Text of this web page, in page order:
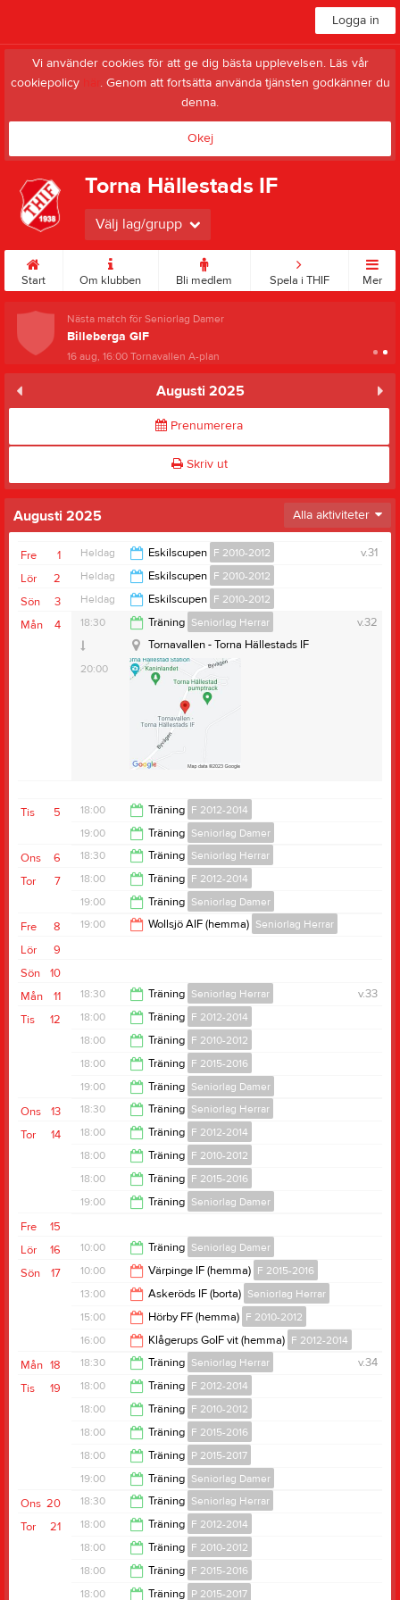
Logga in
Vi använder cookies för att ge dig bästa upplevelsen. Läs vår
cookiepolicy
. Genom att fortsätta använda tjänsten godkänner du
denna.
Okej
Torna Hällestads IF
Välj lag/grupp
Start Om klubben Bli medlem Spela i THIF Mer
Nästa match för Seniorlag Damer
Billeberga GIF
16 aug, 16:00Tornavallen A-plan
Augusti 2025
Prenumerera
Skriv ut
Augusti 2025 Alla aktiviteter
1
Fre v.31
Heldag Eskilscupen F 2010-2012
2
Lör Heldag Eskilscupen F 2010-2012
3
Sön Heldag Eskilscupen F 2010-2012
4
Mån v.32
18:30 Träning Seniorlag Herrar
20:00
Tornavallen - Torna Hällestads IF
5
Tis 18:00 Träning F 2012-2014
19:30
19:00 Träning Seniorlag Damer
20:30
6
Ons 18:30 Träning Seniorlag Herrar
20:00
7
Tor 18:00 Träning F 2012-2014
19:30
19:00 Träning Seniorlag Damer
8
Fre 19:00 Wollsjö AIF (hemma) Seniorlag Herrar
9
Lör
10
Sön
11
Mån v.33
18:30 Träning Seniorlag Herrar
20:00
12
Tis 18:00 Träning F 2012-2014
19:30
18:00 Träning F 2010-2012
19:30
18:00 Träning F 2015-2016
19:00
19:00 Träning Seniorlag Damer
20:30
13
Ons 18:30 Träning Seniorlag Herrar
20:00
14
Tor 18:00 Träning F 2012-2014
19:30
18:00 Träning F 2010-2012
19:30
18:00 Träning F 2015-2016
19:00 Träning Seniorlag Damer
20:30
15
Fre
16
Lör 10:00 Träning Seniorlag Damer
16:00
17
Sön 10:00 Värpinge IF (hemma) F 2015-2016
12:00
13:00 Askeröds IF (borta) Seniorlag Herrar
15:00
15:00 Hörby FF (hemma) F 2010-2012
17:00
16:00 Klågerups GoIF vit (hemma) F 2012-2014
18:00
18
Mån v.34
18:30 Träning Seniorlag Herrar
20:00
19
Tis 18:00 Träning F 2012-2014
19:30
18:00 Träning F 2010-2012
19:30
18:00 Träning F 2015-2016
19:00
18:00 Träning P 2015-2017
19:00
19:00 Träning Seniorlag Damer
20:30
20
Ons 18:30 Träning Seniorlag Herrar
20:00
21
Tor 18:00 Träning F 2012-2014
19:30
18:00 Träning F 2010-2012
19:30
18:00 Träning F 2015-2016
18:00 Träning P 2015-2017